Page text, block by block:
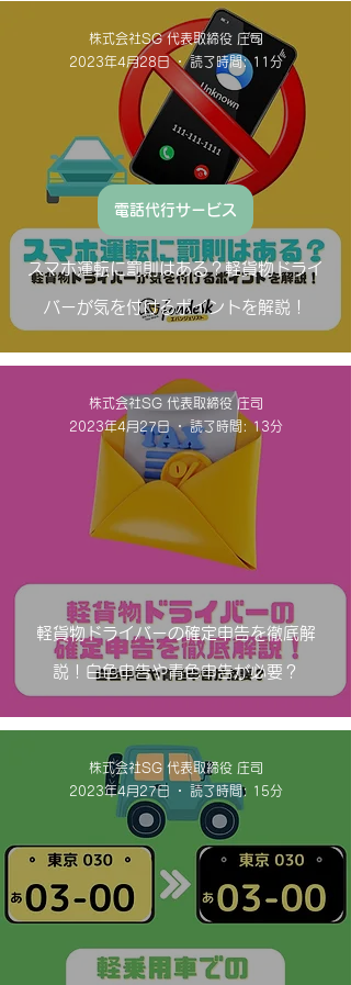
スマホ運転に罰則はある？軽貨物ドライ
バーが気を付けるポイントを解説！
電話代行サービス
株式会社SG 代表取締役 庄司
2023年4月28日
読了時間: 11分
軽貨物ドライバーの確定申告を徹底解
説！白色申告や青色申告が必要？
株式会社SG 代表取締役 庄司
2023年4月27日
読了時間: 13分
株式会社SG 代表取締役 庄司
2023年4月27日
読了時間: 15分